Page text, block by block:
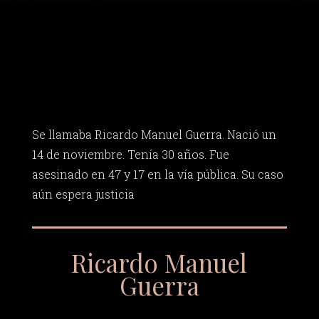
Se llamaba Ricardo Manuel Guerra. Nació un
14 de noviembre. Tenía 30 años. Fue
asesinado en 47 y 17 en la vía pública. Su caso
aún espera justicia
Ricardo Manuel
Guerra